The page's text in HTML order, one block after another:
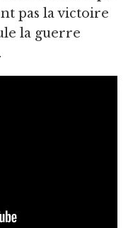
pas la victoire
la guerre